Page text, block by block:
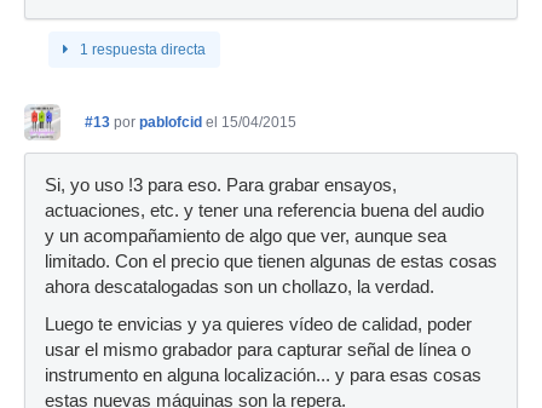
1 respuesta directa
#13 por pablofcid el 15/04/2015
Si, yo uso !3 para eso. Para grabar ensayos,
actuaciones, etc. y tener una referencia buena del audio
y un acompañamiento de algo que ver, aunque sea
limitado. Con el precio que tienen algunas de estas cosas
ahora descatalogadas son un chollazo, la verdad.
Luego te envicias y ya quieres vídeo de calidad, poder
usar el mismo grabador para capturar señal de línea o
instrumento en alguna localización... y para esas cosas
estas nuevas máquinas son la repera.